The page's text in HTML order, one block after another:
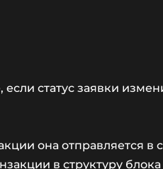
статус заявки
она отправляется в
в структуру блока